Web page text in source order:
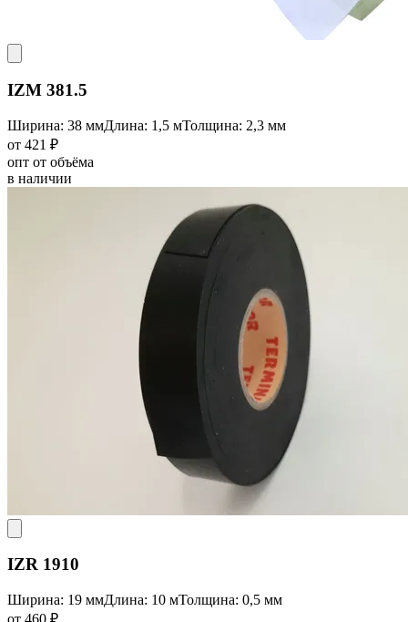
IZM 381.5
Ширина: 38 ммДлина: 1,5 мТолщина: 2,3 мм
от 421 ₽
опт от объёма
в наличии
IZR 1910
Ширина: 19 ммДлина: 10 мТолщина: 0,5 мм
от 460 ₽